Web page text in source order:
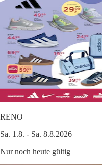
RENO
Sa. 1.8. - Sa. 8.8.2026
Nur noch heute gültig